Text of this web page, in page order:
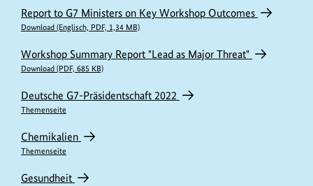
Report to G7 Ministers on Key Workshop Outcomes
Download (Englisch, PDF, 1,34 MB)
Workshop Summary Report "Lead as Major Threat"
Download (PDF, 685 KB)
Deutsche G7-Präsidentschaft 2022
Themenseite
Chemikalien
Themenseite
Gesundheit